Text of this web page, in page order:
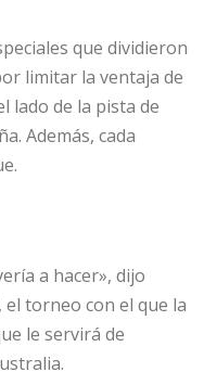
que dividieron
limitar la ventaja de
lado de la pista de
Además, cada
a hacer», dijo
torneo con el que la
le servirá de